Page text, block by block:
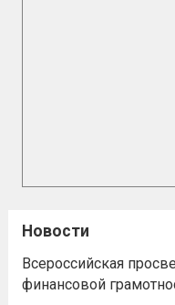
Новости
Всероссийская
финансовой